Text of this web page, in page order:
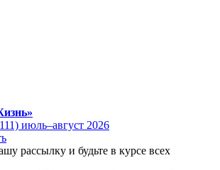
июль–август 2026
рассылку и будьте в курсе всех